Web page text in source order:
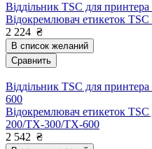
Віддільник TSC для
Відокремлювач етикеток
2 224 ₴
В список желаний
Сравнить
Віддільник TSC для
600
Відокремлювач етикеток
200/TX-300/TX-600
2 542 ₴